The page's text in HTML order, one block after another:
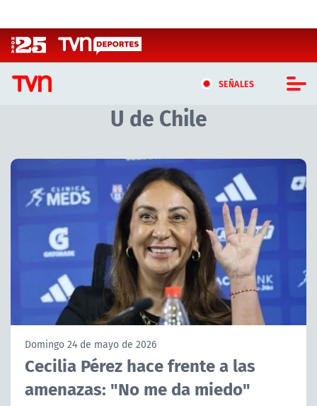
SEÑALES
CASTING MASTERCHEF CHILE
CASTING TVN VERTICAL
TVN VERTICAL
TVN PLAY
TELESERIES
ACTUALIDAD Y TENDENCIAS
U de Chile
Artículos relacionados con U de Chile
Domingo 24 de mayo de 2026
Cecilia Pérez hace frente a las
amenazas: "No me da miedo"